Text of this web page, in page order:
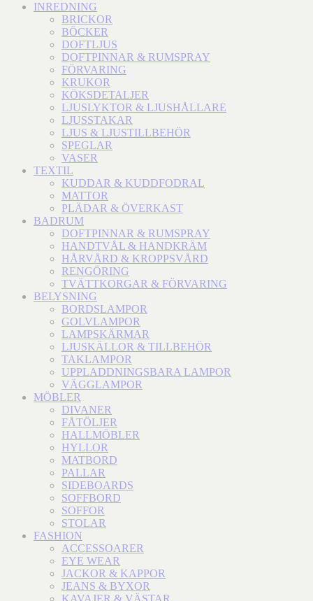
INREDNING
BRICKOR
BÖCKER
DOFTLJUS
DOFTPINNAR & RUMSPRAY
FÖRVARING
KRUKOR
KÖKSDETALJER
LJUSLYKTOR & LJUSHÅLLARE
LJUSSTAKAR
LJUS & LJUSTILLBEHÖR
SPEGLAR
VASER
TEXTIL
KUDDAR & KUDDFODRAL
MATTOR
PLÄDAR & ÖVERKAST
BADRUM
DOFTPINNAR & RUMSPRAY
HANDTVÅL & HANDKRÄM
HÅRVÅRD & KROPPSVÅRD
RENGÖRING
TVÄTTKORGAR & FÖRVARING
BELYSNING
BORDSLAMPOR
GOLVLAMPOR
LAMPSKÄRMAR
LJUSKÄLLOR & TILLBEHÖR
TAKLAMPOR
UPPLADDNINGSBARA LAMPOR
VÄGGLAMPOR
MÖBLER
DIVANER
FÅTÖLJER
HALLMÖBLER
HYLLOR
MATBORD
PALLAR
SIDEBOARDS
SOFFBORD
SOFFOR
STOLAR
FASHION
ACCESSOARER
EYE WEAR
JACKOR & KAPPOR
JEANS & BYXOR
KAVAJER & VÄSTAR